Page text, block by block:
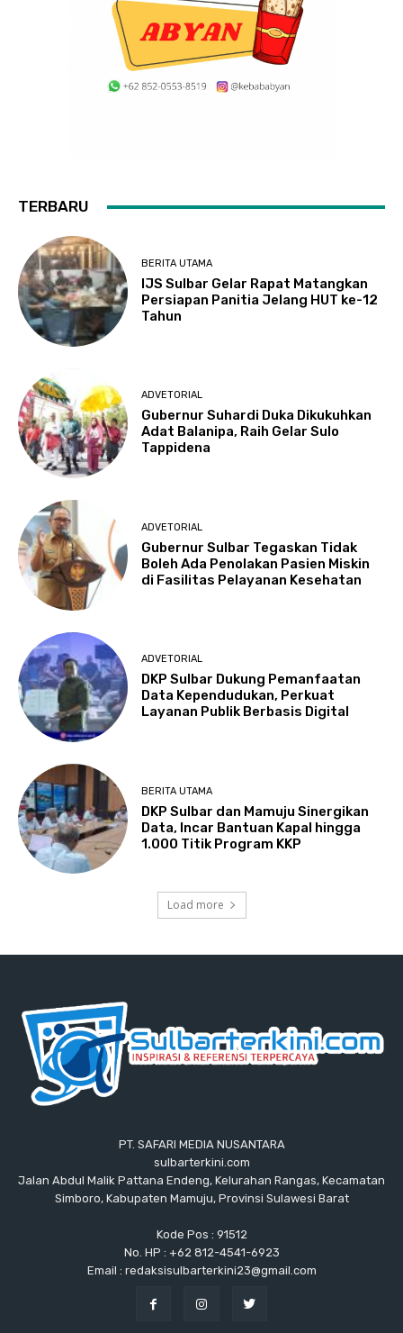
TERBARU
BERITA UTAMA
IJS Sulbar Gelar Rapat Matangkan
Persiapan Panitia Jelang HUT ke-12
Tahun
ADVETORIAL
Gubernur Suhardi Duka Dikukuhkan
Adat Balanipa, Raih Gelar Sulo
Tappidena
ADVETORIAL
Gubernur Sulbar Tegaskan Tidak
Boleh Ada Penolakan Pasien Miskin
di Fasilitas Pelayanan Kesehatan
ADVETORIAL
DKP Sulbar Dukung Pemanfaatan
Data Kependudukan, Perkuat
Layanan Publik Berbasis Digital
BERITA UTAMA
DKP Sulbar dan Mamuju Sinergikan
Data, Incar Bantuan Kapal hingga
1.000 Titik Program KKP
Load more
PT. SAFARI MEDIA NUSANTARA
sulbarterkini.com
Jalan Abdul Malik Pattana Endeng, Kelurahan Rangas, Kecamatan
Simboro, Kabupaten Mamuju, Provinsi Sulawesi Barat
Kode Pos : 91512
No. HP : +62 812-4541-6923
Email : redaksisulbarterkini23@gmail.com